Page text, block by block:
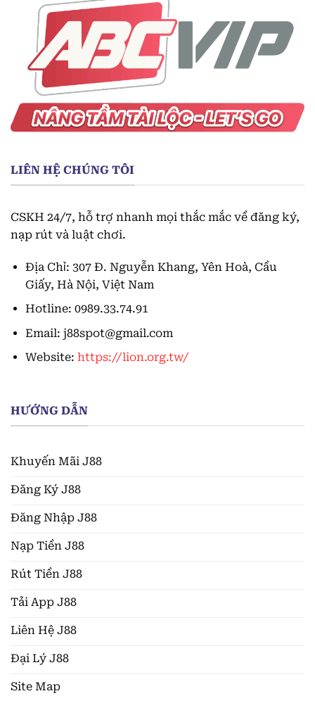
LIÊN HỆ CHÚNG TÔI
CSKH 24/7, hỗ trợ nhanh mọi thắc mắc về đăng ký,
nạp rút và luật chơi.
Địa Chỉ: 307 Đ. Nguyễn Khang, Yên Hoà, Cầu
Giấy, Hà Nội, Việt Nam
Hotline: 0989.33.74.91
Email: j88spot@gmail.com
Website: https://lion.org.tw/
HƯỚNG DẪN
Khuyến Mãi J88
Đăng Ký J88
Đăng Nhập J88
Nạp Tiền J88
Rút Tiền J88
Tải App J88
Liên Hệ J88
Đại Lý J88
Site Map